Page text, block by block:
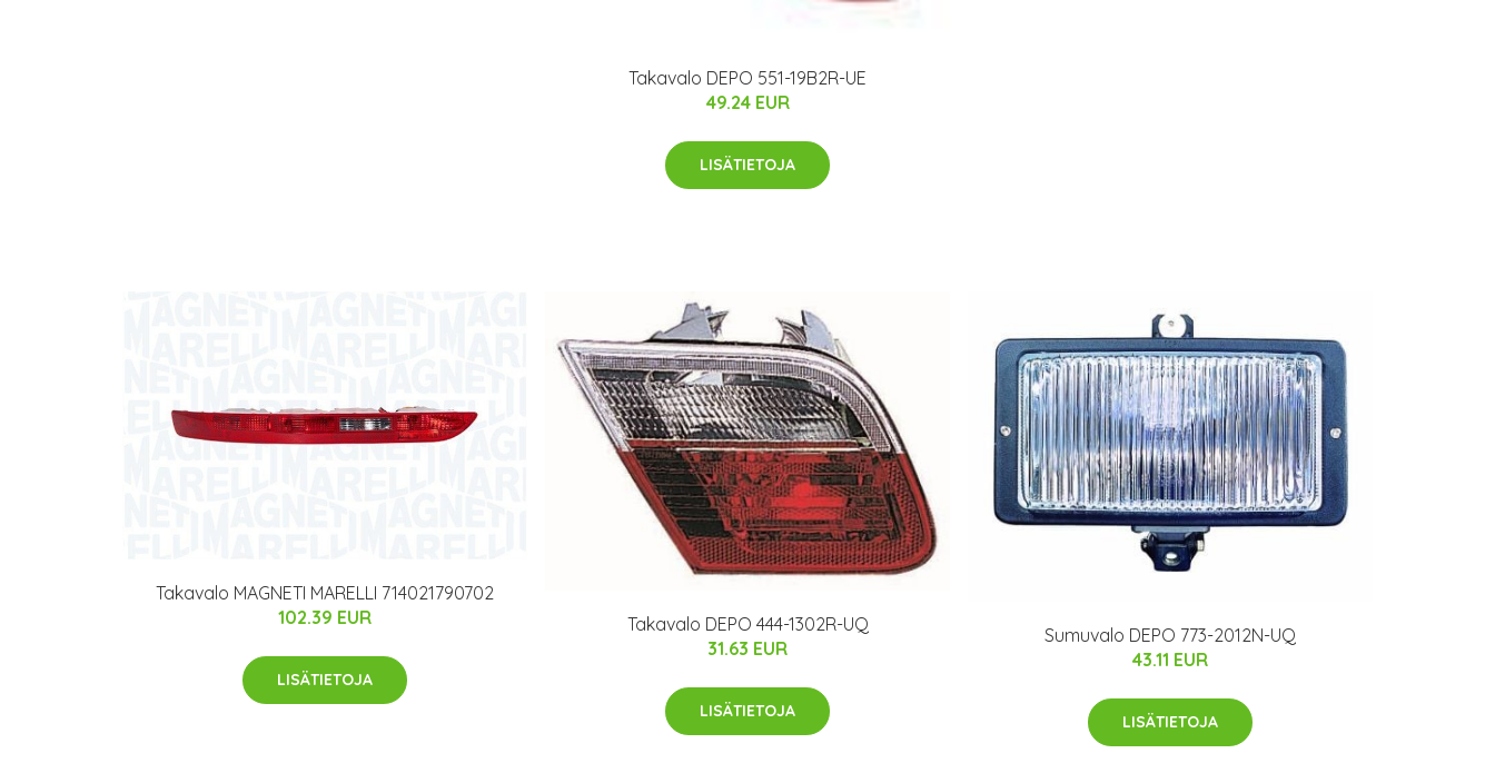
Takavalo DEPO 551-19B2R-UE
49.24 EUR
LISÄTIETOJA
Takavalo MAGNETI MARELLI 714021790702
102.39 EUR
LISÄTIETOJA
Takavalo DEPO 444-1302R-UQ
31.63 EUR
LISÄTIETOJA
Sumuvalo DEPO 773-2012N-UQ
43.11 EUR
LISÄTIETOJA